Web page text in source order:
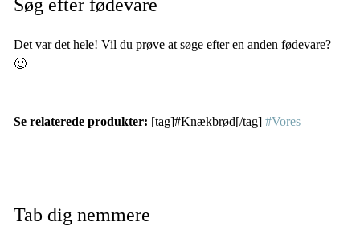
Søg efter fødevare
Det var det hele! Vil du prøve at søge efter en anden fødevare?
🙂
Se relaterede produkter: [tag]#Knækbrød[/tag] #Vores
Tab dig nemmere